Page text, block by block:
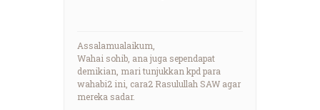
Assalamualaikum,
Wahai sohib, ana juga sependapat
demikian, mari tunjukkan kpd para
wahabi2 ini, cara2 Rasulullah SAW agar
mereka sadar.